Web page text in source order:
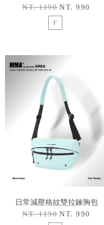
NT. 1190 NT. 990
F
日常減壓格紋雙拉鍊胸包
NT. 1190 NT. 990